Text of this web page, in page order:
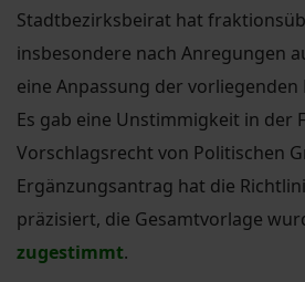
Stadtbezirksbeirat hat
insbesondere nach Anregungen
eine Anpassung der
Es gab eine Unstimmigkeit in der
Vorschlagsrecht von Politischen
Ergänzungsantrag hat die
präzisiert, die Gesamtvorlage
zugestimmt.